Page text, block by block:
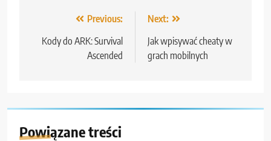
Nawigacja
wpisu
Previous:
Kody do ARK: Survival
Ascended
Next:
Jak wpisywać cheaty w
grach mobilnych
Powiązane treści